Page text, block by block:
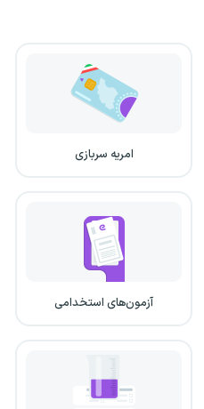
امریه سربازی
آزمون‌های استخدامی